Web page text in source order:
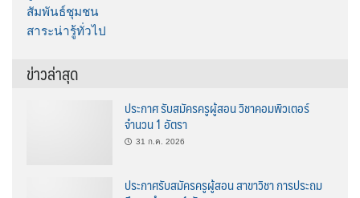
สัมพันธ์ชุมชน
สาระน่ารู้ทั่วไป
ข่าวล่าสุด
ประกาศ รับสมัครครูผู้สอน วิชาคอมพิวเตอร์
จำนวน 1 อัตรา
31 ก.ค. 2026
ประกาศรับสมัครครูผู้สอน สาขาวิชา การประถม